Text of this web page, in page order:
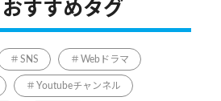
おすすめタグ
SNS Webドラマ
Youtubeチャンネル